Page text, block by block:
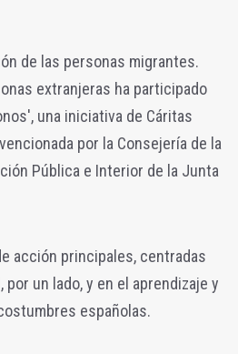
de las personas migrantes.
extranjeras ha participado
una iniciativa de Cáritas
por la Consejería de la
Pública e Interior de la Junta
acción principales, centradas
un lado, y en el aprendizaje y
españolas.